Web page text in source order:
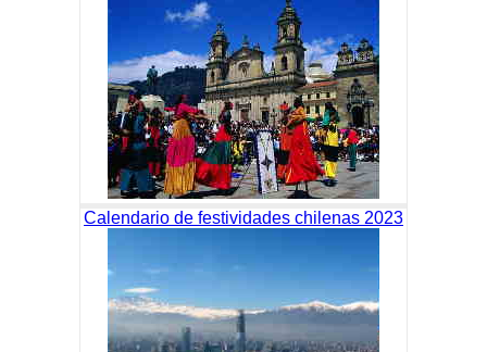
Calendario de festividades chilenas 2023